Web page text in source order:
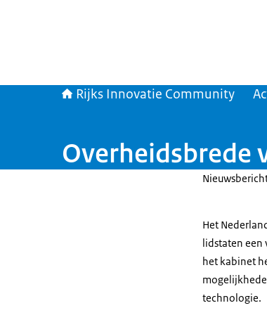
Rijks Innovatie Community
Overheidsbrede
Het
lidstaten een
het kabinet
technologie.